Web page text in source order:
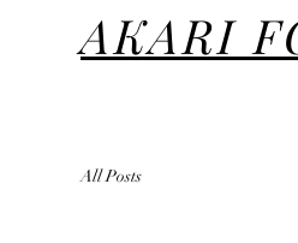
AKARI
All Posts